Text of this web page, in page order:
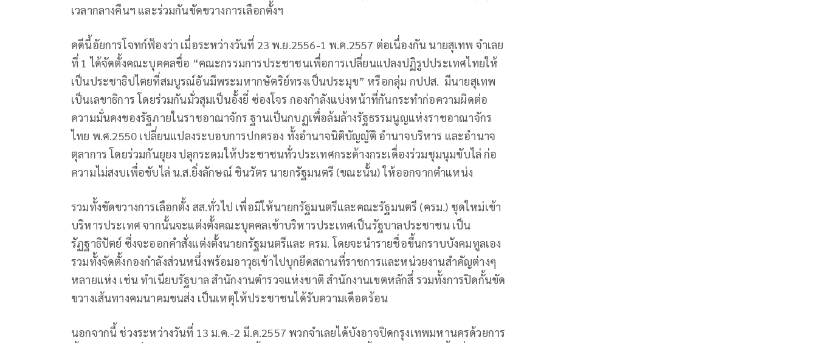
เวลากลางคืนฯ และร่วมกันขัดขวางการเลือกตั้งฯ
คดีนี้อัยการโจทก์ฟ้องว่า เมื่อระหว่างวันที่ 23 พ.ย.2556-1 พ.ค.2557 ต่อเนื่องกัน นายสุเทพ จำเลย
ที่ 1 ได้จัดตั้งคณะบุคคลชื่อ “คณะกรรมการประชาชนเพื่อการเปลี่ยนแปลงปฏิรูปประเทศไทยให้
เป็นประชาธิปไตยที่สมบูรณ์อันมีพระมหากษัตริย์ทรงเป็นประมุข” หรือกลุ่ม กปปส. มีนายสุเทพ
เป็นเลขาธิการ โดยร่วมกันมั่วสุมเป็นอั้งยี่ ซ่องโจร กองกำลังแบ่งหน้าที่กันกระทำก่อความผิดต่อ
ความมั่นคงของรัฐภายในราชอาณาจักร ฐานเป็นกบฏเพื่อล้มล้างรัฐธรรมนูญแห่งราชอาณาจักร
ไทย พ.ศ.2550 เปลี่ยนแปลงระบอบการปกครอง ทั้งอำนาจนิติบัญญัติ อำนาจบริหาร และอำนาจ
ตุลาการ โดยร่วมกันยุยง ปลุกระดมให้ประชาชนทั่วประเทศกระด้างกระเดื่องร่วมชุมนุมขับไล่ ก่อ
ความไม่สงบเพื่อขับไล่ น.ส.ยิ่งลักษณ์ ชินวัตร นายกรัฐมนตรี (ขณะนั้น) ให้ออกจากตำแหน่ง
รวมทั้งขัดขวางการเลือกตั้ง สส.ทั่วไป เพื่อมิให้นายกรัฐมนตรีและคณะรัฐมนตรี (ครม.) ชุดใหม่เข้า
บริหารประเทศ จากนั้นจะแต่งตั้งคณะบุคคลเข้าบริหารประเทศเป็นรัฐบาลประชาชน เป็น
รัฏฐาธิปัตย์ ซึ่งจะออกคำสั่งแต่งตั้งนายกรัฐมนตรีและ ครม. โดยจะนำรายชื่อขึ้นกราบบังคมทูลเอง
รวมทั้งจัดตั้งกองกำลังส่วนหนึ่งพร้อมอาวุธเข้าไปบุกยึดสถานที่ราชการและหน่วยงานสำคัญต่างๆ
หลายแห่ง เช่น ทำเนียบรัฐบาล สำนักงานตำรวจแห่งชาติ สำนักงานเขตหลักสี่ รวมทั้งการปิดกั้นขัด
ขวางเส้นทางคมนาคมขนส่ง เป็นเหตุให้ประชาชนได้รับความเดือดร้อน
นอกจากนี้ ช่วงระหว่างวันที่ 13 ม.ค.-2 มี.ค.2557 พวกจำเลยได้บังอาจปิดกรุงเทพมหานครด้วยการ